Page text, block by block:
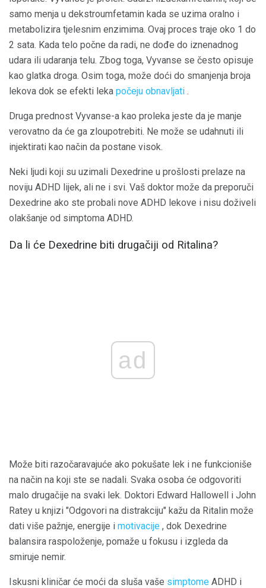
samo menja u dekstroumfetamin kada se uzima oralno i
metabolizira tjelesnim enzimima. Ovaj proces traje oko 1 do
2 sata. Kada telo počne da radi, ne dođe do iznenadnog
udara ili udaranja telu. Zbog toga, Vyvanse se često opisuje
kao glatka droga. Osim toga, može doći do smanjenja broja
lekova dok se efekti leka počeju obnavljati .
Druga prednost Vyvanse-a kao proleka jeste da je manje
verovatno da će ga zloupotrebiti. Ne može se udahnuti ili
injektirati kao način da postane visok.
Neki ljudi koji su uzimali Dexedrine u prošlosti prelaze na
noviju ADHD lijek, ali ne i svi. Vaš doktor može da preporuči
Dexedrine ako ste probali nove ADHD lekove i nisu doživeli
olakšanje od simptoma ADHD.
Da li će Dexedrine biti drugačiji od Ritalina?
ad
Može biti razočaravajuće ako pokušate lek i ne funkcioniše
na način na koji ste se nadali. Svaka osoba će odgovoriti
malo drugačije na svaki lek. Doktori Edward Hallowell i John
Ratey u knjizi "Odgovori na distrakciju" kažu da Ritalin može
dati više pažnje, energije i motivacije , dok Dexedrine
balansira raspoloženje, pomaže u fokusu i izgleda da
smiruje nemir.
Iskusni kliničar će moći da sluša vaše simptome ADHD i